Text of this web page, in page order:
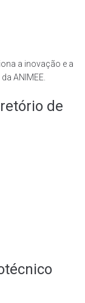
a inovação e a
ANIMEE.
de